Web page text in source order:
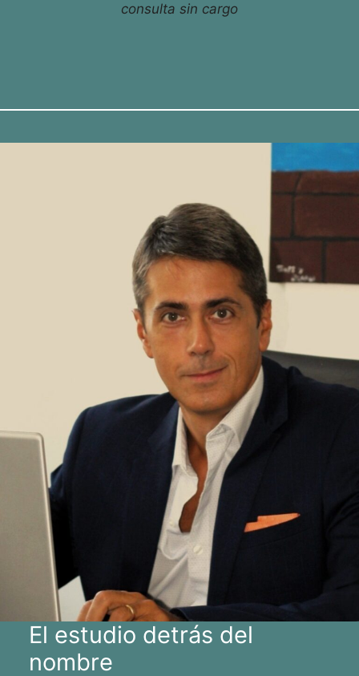
consulta sin cargo
El estudio detrás del
nombre